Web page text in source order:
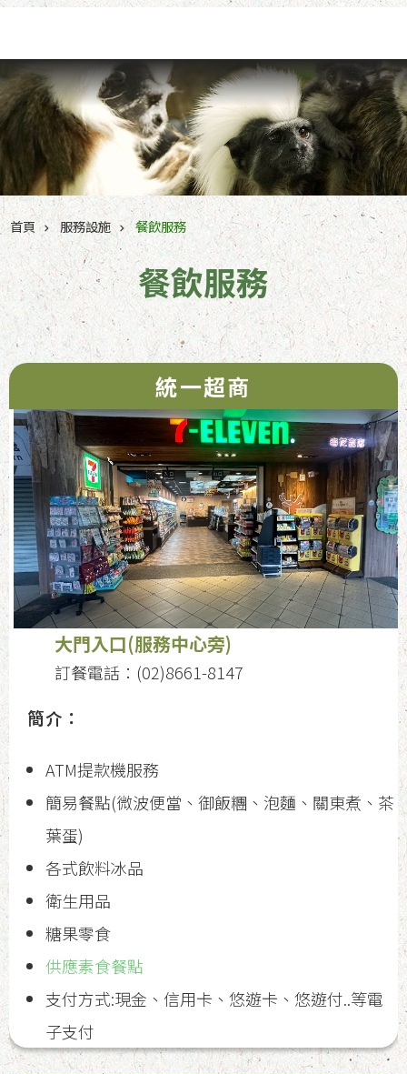
首頁 服務設施 餐飲服務
餐飲服務
統一超商
大門入口(服務中心旁)
訂餐電話：(02)8661-8147
簡介：
ATM提款機服務
簡易餐點(微波便當、御飯糰、泡麵、關東煮、茶
葉蛋)
各式飲料冰品
衛生用品
糖果零食
供應素食餐點
支付方式:現金、信用卡、悠遊卡、悠遊付..等電
子支付